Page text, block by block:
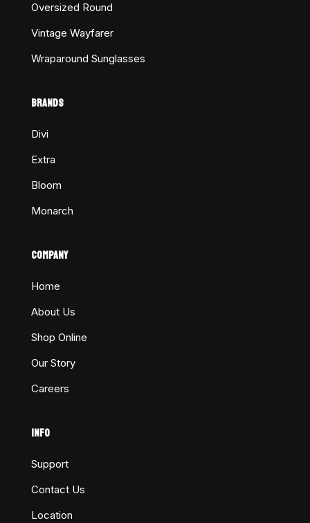
Oversized Round
Vintage Wayfarer
Wraparound Sunglasses
BRANDS
Divi
Extra
Bloom
Monarch
COMPANY
Home
About Us
Shop Online
Our Story
Careers
INFO
Support
Contact Us
Location